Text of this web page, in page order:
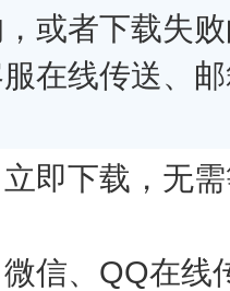
或者下载失
在线传送、
即下载，无
信、QQ在线